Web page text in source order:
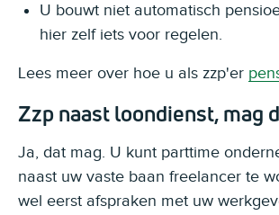
U bouwt niet automatisch
hier zelf iets voor regelen.
Lees meer over hoe u als zzp'er
Zzp naast loondienst, mag
Ja, dat mag. U kunt parttime
naast uw vaste baan freelancer te
wel eerst afspraken met uw